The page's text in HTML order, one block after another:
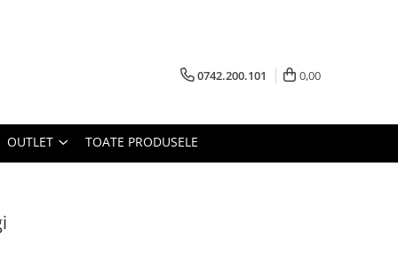
0742.200.101 0,00
OUTLET TOATE PRODUSELE